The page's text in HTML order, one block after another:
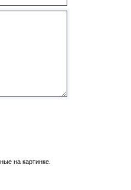
на картинке.